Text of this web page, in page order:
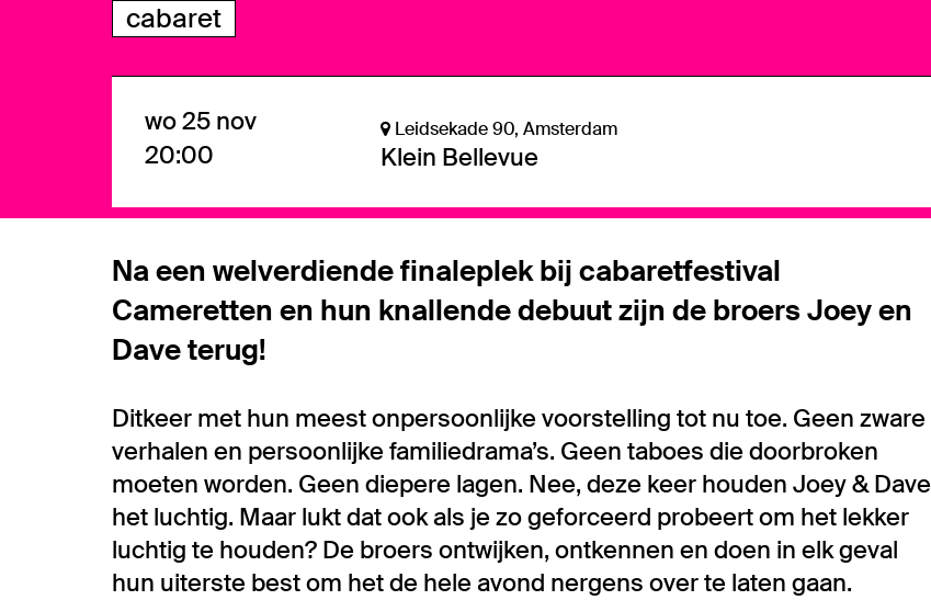
cabaret
wo 25 nov
20:00
Leidsekade 90, Amsterdam
Klein Bellevue
Na een welverdiende finaleplek bij cabaretfestival
Cameretten en hun knallende debuut zijn de broers Joey en
Dave terug!
Ditkeer met hun meest onpersoonlijke voorstelling tot nu toe. Geen zware
verhalen en persoonlijke familiedrama’s. Geen taboes die doorbroken
moeten worden. Geen diepere lagen. Nee, deze keer houden Joey & Dave
het luchtig. Maar lukt dat ook als je zo geforceerd probeert om het lekker
luchtig te houden? De broers ontwijken, ontkennen en doen in elk geval
hun uiterste best om het de hele avond nergens over te laten gaan.